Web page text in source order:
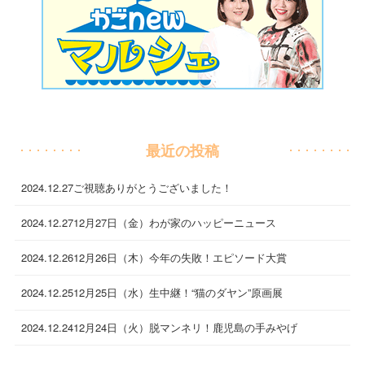
最近の投稿
2024.12.27ご視聴ありがとうございました！
2024.12.2712月27日（金）わが家のハッピーニュース
2024.12.2612月26日（木）今年の失敗！エピソード大賞
2024.12.2512月25日（水）生中継！“猫のダヤン”原画展
2024.12.2412月24日（火）脱マンネリ！鹿児島の手みやげ